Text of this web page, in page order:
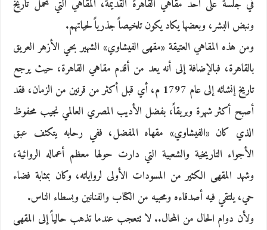
في جلسة على أحد مقاهي القاهرة القديمة، المقاهي التي تحمل تاريخ
ونبض البشر، وبعضها يكاد يكون تلخيصاً جذرياً لحياتهم.
ومن هذه المقاهي العتيقة «مقهى الفيشاوي» الشهير بحي الأزهر العريق
بالقاهرة، فبالإضافة إلى أنه يعد من أقدم مقاهي القاهرة، حيث يرجع
تاريخ إنشائه إلى عام 1797 م، أي قبل أكثر من قرنين من الزمان، فقد
أصبح أكثر شهرة وبريقاً، بفضل الأديب المصري العالمي نجيب محفوظ
الذي كان «الفيشاوي» مقهاه المفضل، ففي رحابه يتكثف عبق
الأجواء التاريخية والشعبية التي دارت حولها معظم أعماله الروائية،
وشهد المقهى الكثير من المسودات الأولى لرواياته، وكان بمثابة فضاء
حي، يلتقي فيه أصدقاءه ومحبيه من الكتاب والفنانين وبسطاء الناس.
ولأن دوام الحال من المحال.. لا تتعجب عندما تذهب حالياً إلى المقهى